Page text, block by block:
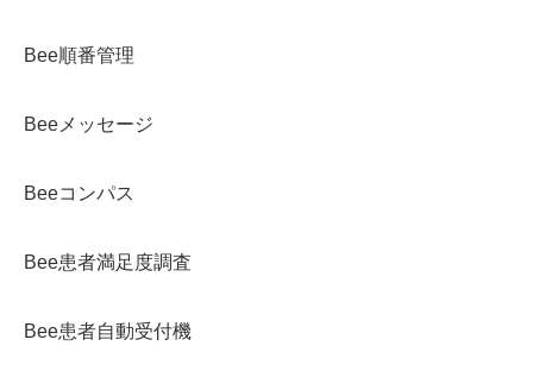
Bee順番管理
Beeメッセージ
Beeコンパス
Bee患者満足度調査
Bee患者自動受付機